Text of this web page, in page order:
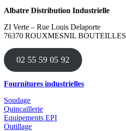
Albatre Distribution Industrielle
ZI Verte – Rue Louis Delaporte
76370 ROUXMESNIL BOUTEILLES
02 55 59 05 92
Fournitures industrielles
Soudage
Quincaillerie
Equipements EPI
Outillage